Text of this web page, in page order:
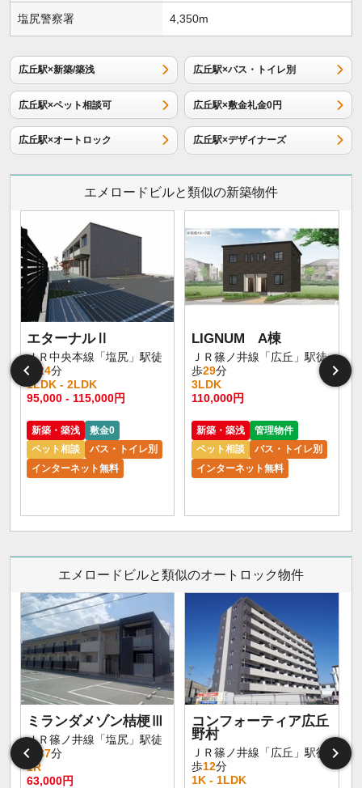
塩尻警察署 4,350m
広丘駅×新築/築浅 広丘駅×バス・トイレ別
広丘駅×ペット相談可 広丘駅×敷金礼金0円
広丘駅×オートロック 広丘駅×デザイナーズ
エメロードビルと類似の新築物件
エターナルⅡ
ＪＲ中央本線「塩尻」駅徒
歩
24分
1LDK - 2LDK
95,000 - 115,000円
新築・築浅
敷金0
ペット相談
バス・トイレ別
インターネット無料
LIGNUM A棟
ＪＲ篠ノ井線「広丘」駅徒
歩29分
3LDK
110,000円
新築・築浅
管理物件
ペット相談
バス・トイレ別
インターネット無料
エメロードビルと類似のオートロック物件
ミランダメゾン桔梗Ⅲ
ＪＲ篠ノ井線「塩尻」駅徒
歩
37分
1R
63,000円
コンフォーティア広丘
野村
ＪＲ篠ノ井線「広丘」駅徒
歩12分
1K - 1LDK